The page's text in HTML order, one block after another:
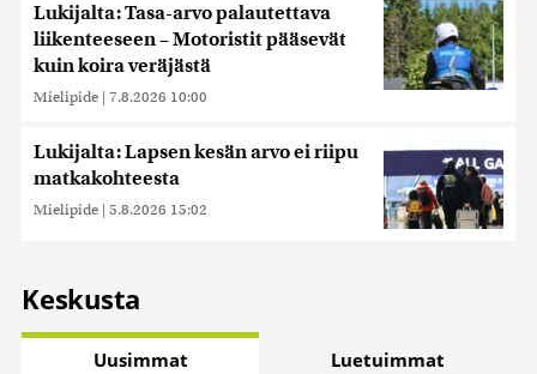
Lukijalta: Tasa-arvo palautettava
liikenteeseen – Motoristit pääsevät
kuin koira veräjästä
Mielipide | 7.8.2026 10:00
Lukijalta: Lapsen kesän arvo ei riipu
matkakohteesta
Mielipide | 5.8.2026 15:02
Keskusta
Uusimmat Luetuimmat